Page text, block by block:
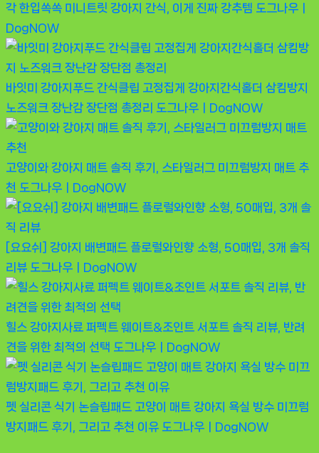
각 한입쏙쏙 미니트릿 강아지 간식, 이게 진짜 강추템 도그나우ㅣ
DogNOW
바잇미 강아지푸드 간식클립 고정집게 강아지간식홀더 삼킴방지
노즈워크 장난감 장단점 총정리 도그나우ㅣDogNOW
고양이와 강아지 매트 솔직 후기, 스타일러그 미끄럼방지 매트 추
천 도그나우ㅣDogNOW
[요요쉬] 강아지 배변패드 플로럴와인향 소형, 50매입, 3개 솔직
리뷰 도그나우ㅣDogNOW
힐스 강아지사료 퍼펙트 웨이트&조인트 서포트 솔직 리뷰, 반려
견을 위한 최적의 선택 도그나우ㅣDogNOW
펫 실리콘 식기 논슬립패드 고양이 매트 강아지 욕실 방수 미끄럼
방지패드 후기, 그리고 추천 이유 도그나우ㅣDogNOW